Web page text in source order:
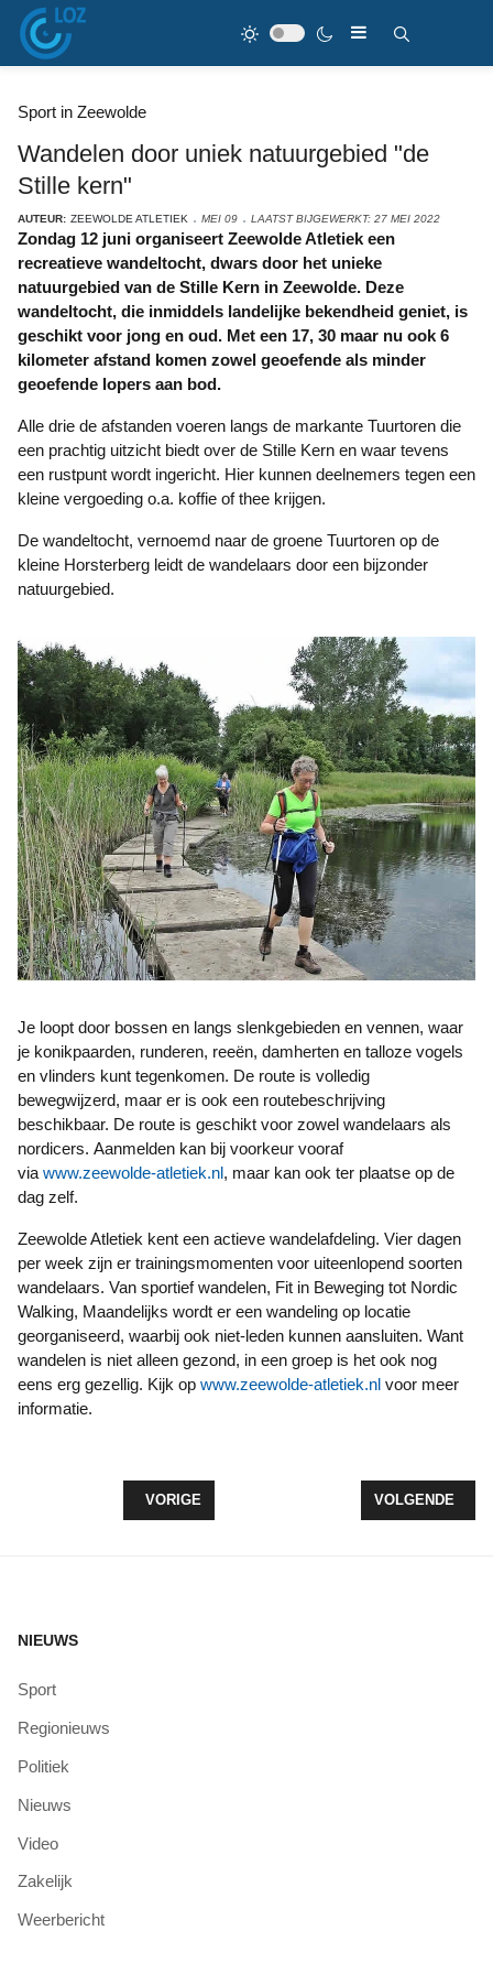
Sport in Zeewolde
Wandelen door uniek natuurgebied "de
Stille kern"
AUTEUR: ZEEWOLDE ATLETIEK MEI 09 LAATST BIJGEWERKT: 27 MEI 2022
Zondag 12 juni organiseert Zeewolde Atletiek een
recreatieve wandeltocht, dwars door het unieke
natuurgebied van de Stille Kern in Zeewolde. Deze
wandeltocht, die inmiddels landelijke bekendheid geniet, is
geschikt voor jong en oud. Met een 17, 30 maar nu ook 6
kilometer afstand komen zowel geoefende als minder
geoefende lopers aan bod.
Alle drie de afstanden voeren langs de markante Tuurtoren die
een prachtig uitzicht biedt over de Stille Kern en waar tevens
een rustpunt wordt ingericht. Hier kunnen deelnemers tegen een
kleine vergoeding o.a. koffie of thee krijgen.
De wandeltocht, vernoemd naar de groene Tuurtoren op de
kleine Horsterberg leidt de wandelaars door een bijzonder
natuurgebied.
Je loopt door bossen en langs slenkgebieden en vennen, waar
je konikpaarden, runderen, reeën, damherten en talloze vogels
en vlinders kunt tegenkomen. De route is volledig
bewegwijzerd, maar er is ook een routebeschrijving
beschikbaar. De route is geschikt voor zowel wandelaars als
nordicers. Aanmelden kan bij voorkeur vooraf
via www.zeewolde-atletiek.nl, maar kan ook ter plaatse op de
dag zelf.
Zeewolde Atletiek kent een actieve wandelafdeling. Vier dagen
per week zijn er trainingsmomenten voor uiteenlopend soorten
wandelaars. Van sportief wandelen, Fit in Beweging tot Nordic
Walking, Maandelijks wordt er een wandeling op locatie
georganiseerd, waarbij ook niet-leden kunnen aansluiten. Want
wandelen is niet alleen gezond, in een groep is het ook nog
eens erg gezellig. Kijk op www.zeewolde-atletiek.nl voor meer
informatie.
VORIG ARTIKEL: KV WOLDERWIJD WINT
VORIGE VOLGENDE
VOLGENDE
NIEUWS
Sport
Regionieuws
Politiek
Nieuws
Video
Zakelijk
Weerbericht